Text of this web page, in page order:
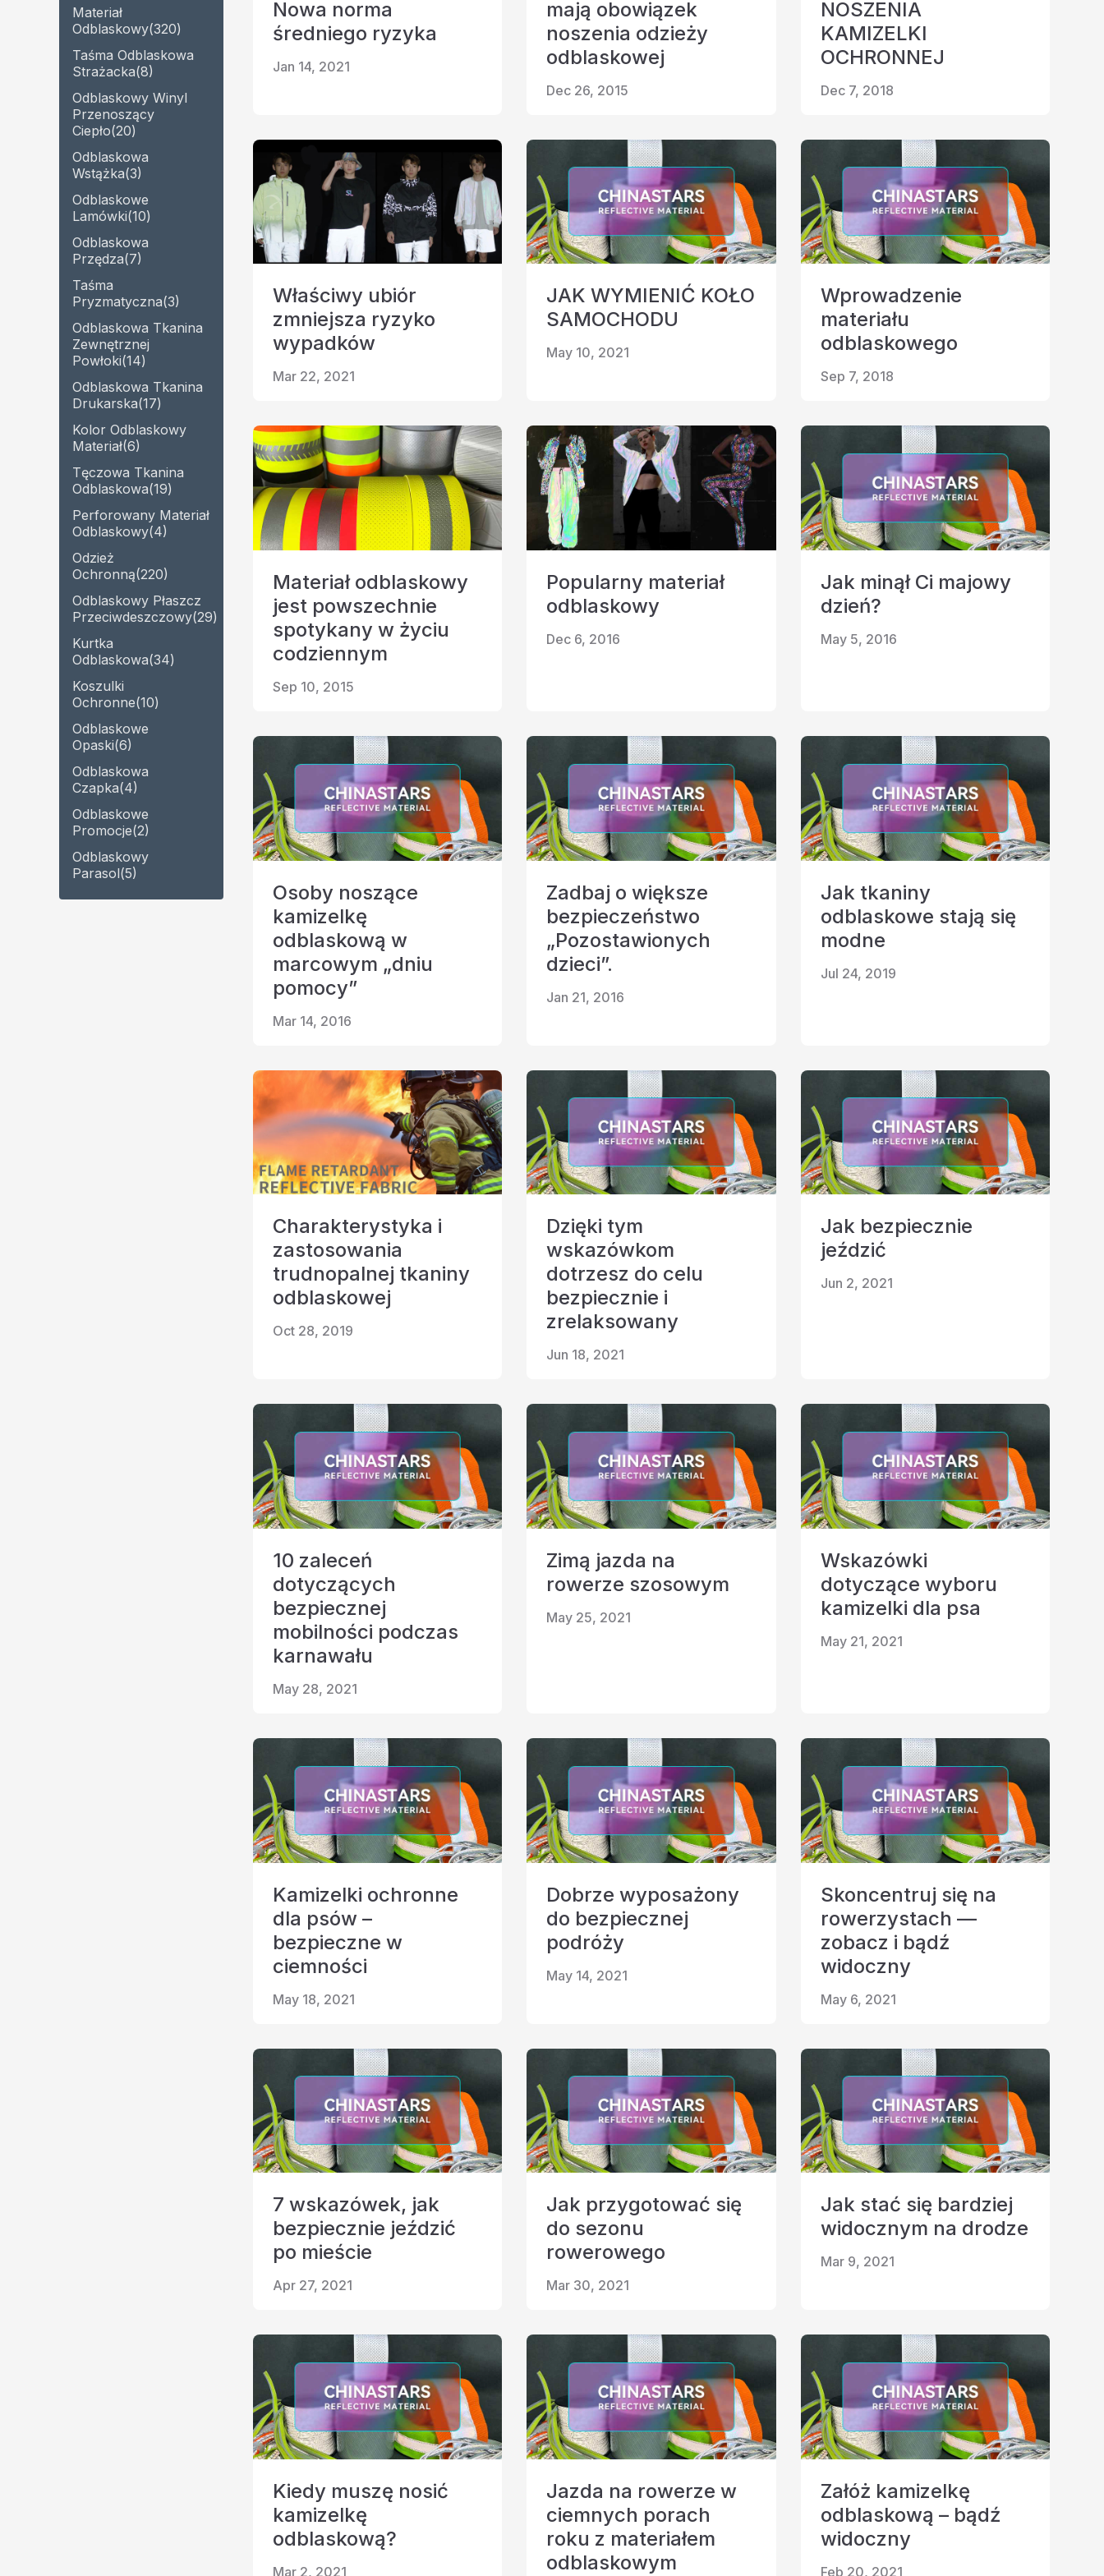
Odblaskowa przędza
Taśma pryzmatyczna
materiału świecącego w
ciemności
Perforowana tkanina
odblaskowa
Tęczowa tkanina odblaskowa
Materiał
Odblaskowy(320)
Taśma Odblaskowa
Strażacka(8)
Odblaskowy Winyl
Przenoszący
Ciepło(20)
Odblaskowa
Wstążka(3)
Odblaskowe
Lamówki(10)
Odblaskowa
Przędza(7)
Taśma
Pryzmatyczna(3)
Odblaskowa Tkanina
Zewnętrznej
Powłoki(14)
Odblaskowa Tkanina
Drukarska(17)
Kolor Odblaskowy
Materiał(6)
Tęczowa Tkanina
Odblaskowa(19)
Perforowany Materiał
Odblaskowy(4)
Odzież
Ochronną(220)
Odblaskowy Płaszcz
Przeciwdeszczowy(29)
Kurtka
Odblaskowa(34)
Koszulki
Ochronne(10)
Odblaskowe
Opaski(6)
Odblaskowa
Czapka(4)
Odblaskowe
Promocje(2)
Odblaskowy
Parasol(5)
Nowa norma
średniego ryzyka
Jan 14, 2021
mają obowiązek
noszenia odzieży
odblaskowej
Dec 26, 2015
NOSZENIA
KAMIZELKI
OCHRONNEJ
Dec 7, 2018
Właściwy ubiór
zmniejsza ryzyko
wypadków
Mar 22, 2021
JAK WYMIENIĆ KOŁO
SAMOCHODU
May 10, 2021
Wprowadzenie
materiału
odblaskowego
Sep 7, 2018
Materiał odblaskowy
jest powszechnie
spotykany w życiu
codziennym
Sep 10, 2015
Popularny materiał
odblaskowy
Dec 6, 2016
Jak minął Ci majowy
dzień?
May 5, 2016
Osoby noszące
kamizelkę
odblaskową w
marcowym „dniu
pomocy”
Mar 14, 2016
Zadbaj o większe
bezpieczeństwo
„Pozostawionych
dzieci”.
Jan 21, 2016
Jak tkaniny
odblaskowe stają się
modne
Jul 24, 2019
Charakterystyka i
zastosowania
trudnopalnej tkaniny
odblaskowej
Oct 28, 2019
Dzięki tym
wskazówkom
dotrzesz do celu
bezpiecznie i
zrelaksowany
Jun 18, 2021
Jak bezpiecznie
jeździć
Jun 2, 2021
10 zaleceń
dotyczących
bezpiecznej
mobilności podczas
karnawału
May 28, 2021
Zimą jazda na
rowerze szosowym
May 25, 2021
Wskazówki
dotyczące wyboru
kamizelki dla psa
May 21, 2021
Kamizelki ochronne
dla psów –
bezpieczne w
ciemności
May 18, 2021
Dobrze wyposażony
do bezpiecznej
podróży
May 14, 2021
Skoncentruj się na
rowerzystach —
zobacz i bądź
widoczny
May 6, 2021
7 wskazówek, jak
bezpiecznie jeździć
po mieście
Apr 27, 2021
Jak przygotować się
do sezonu
rowerowego
Mar 30, 2021
Jak stać się bardziej
widocznym na drodze
Mar 9, 2021
Kiedy muszę nosić
kamizelkę
odblaskową?
Mar 2, 2021
Jazda na rowerze w
ciemnych porach
roku z materiałem
odblaskowym
Załóż kamizelkę
odblaskową – bądź
widoczny
Feb 20, 2021